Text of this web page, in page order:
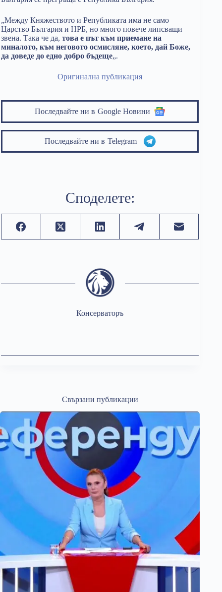
„Между Княжеството и Републиката има не само
Царство България и НРБ, но много повече липсващи
звена. Така че да, това е път към приемане на
миналото, към неговото осмисляне, което, дай Боже,
да доведе до едно добро бъдеще„.
Оригинална публикация
Последвайте ни в Google Новини
Последвайте ни в Telegram
Споделете:
Консерваторъ
Свързани публикации